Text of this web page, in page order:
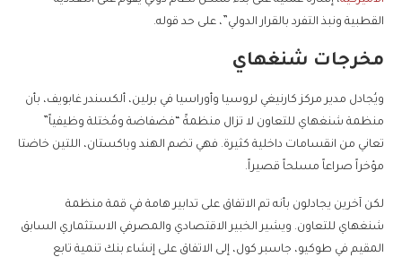
القطبية ونبذ التفرد بالقرار الدولي”، على حد قوله.
مخرجات شنغهاي
ويُجادل مدير مركز كارنيغي لروسيا وأوراسيا في برلين، ألكسندر غابويف، بأن
منظمة شنغهاي للتعاون لا تزال منظمةً “فضفاضة ومُختلة وظيفياً”
تعاني من انقسامات داخلية كثيرة. فهي تضم الهند وباكستان، اللتين خاضتا
مؤخراً صراعاً مسلحاً قصيراً.
لكن آخرين يجادلون بأنه تم الاتفاق على تدابير هامة في قمة منظمة
شنغهاي للتعاون. ويشير الخبير الاقتصادي والمصرفي الاستثماري السابق
المقيم في طوكيو، جاسبر كول، إلى الاتفاق على إنشاء بنك تنمية تابع